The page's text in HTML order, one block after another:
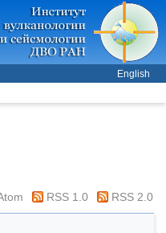
English
RSS 1.0 RSS 2.0